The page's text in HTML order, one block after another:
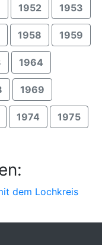
1952 1953
1958 1959
1964
1969
1974 1975
dem Lochkreis